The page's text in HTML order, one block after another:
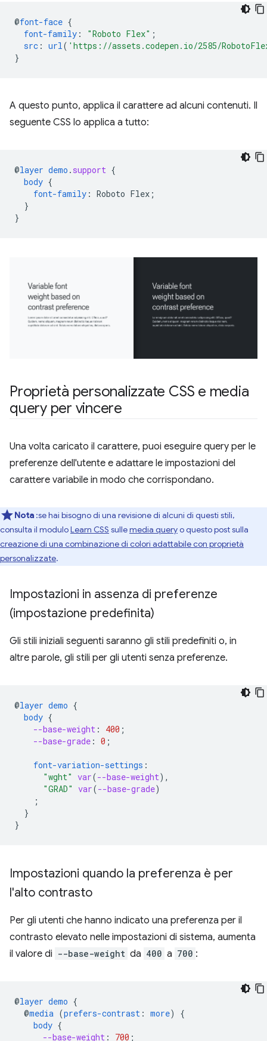
@font-face {
font-family : "Roboto Flex" ;
src : url( 'https://assets.codepen.io/2585/
}
A questo punto, applica il carattere ad alcuni contenuti. Il
seguente CSS lo applica a tutto:
@layer demo . support {
body {
font-family : Roboto Flex ;
}
}
Proprietà personalizzate CSS e media
query per vincere
Una volta caricato il carattere, puoi eseguire query per le
preferenze dell'utente e adattare le impostazioni del
carattere variabile in modo che corrispondano.
Nota :se hai bisogno di una revisione di alcuni di questi stili,
consulta il moduloLearn CSS sullemedia queryo questo post sulla
creazione di una combinazione di colori adattabile con proprietà
personalizzate.
Impostazioni in assenza di preferenze
(impostazione predefinita)
Gli stili iniziali seguenti saranno gli stili predefiniti o, in
altre parole, gli stili per gli utenti senza preferenze.
@layer demo {
body {
--base-weight : 400 ;
--base-grade : 0 ;
font-variation-settings :
"wght" var(--base-weight),
"GRAD" var(--base-grade)
;
}
}
Impostazioni quando la preferenza è per
l'alto contrasto
Per gli utenti che hanno indicato una preferenza per il
contrasto elevato nelle impostazioni di sistema, aumenta
il valore di --base-weight da 400 a 700 :
@layer demo {
@media (prefers-contrast : more)
{
body {
--base-weight : 700 ;